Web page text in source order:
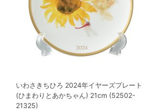
いわさきちひろ 2024年イヤーズプレート
(ひまわりとあかちゃん) 21cm (52502-
21325)